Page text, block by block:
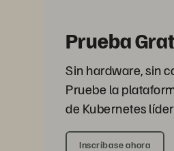
Prueba
Sin hardware, sin
Pruebe la
de Kubernetes
Inscríbase ahora